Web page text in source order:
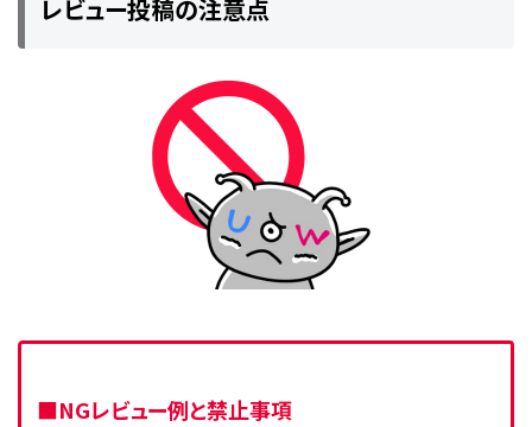
レビュー投稿の注意点
■NGレビュー例と禁止事項